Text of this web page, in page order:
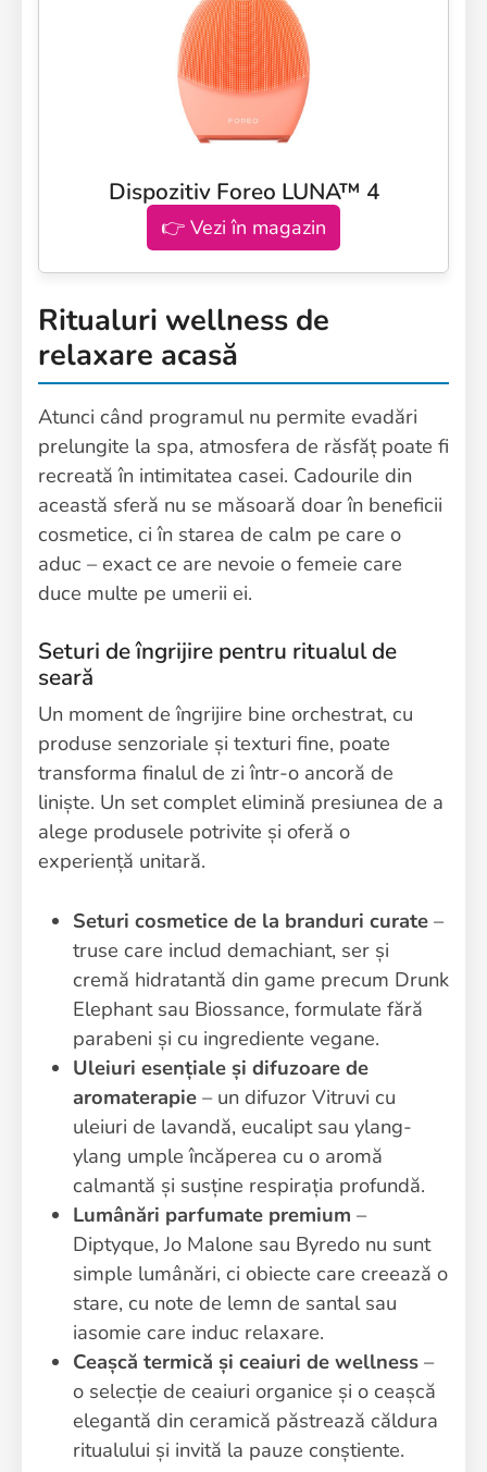
Dispozitiv Foreo LUNA™ 4
👉 Vezi în magazin
Ritualuri wellness de
relaxare acasă
Atunci când programul nu permite evadări
prelungite la spa, atmosfera de răsfăț poate fi
recreată în intimitatea casei. Cadourile din
această sferă nu se măsoară doar în beneficii
cosmetice, ci în starea de calm pe care o
aduc – exact ce are nevoie o femeie care
duce multe pe umerii ei.
Seturi de îngrijire pentru ritualul de
seară
Un moment de îngrijire bine orchestrat, cu
produse senzoriale și texturi fine, poate
transforma finalul de zi într-o ancoră de
liniște. Un set complet elimină presiunea de a
alege produsele potrivite și oferă o
experiență unitară.
Seturi cosmetice de la branduri curate –
truse care includ demachiant, ser și
cremă hidratantă din game precum Drunk
Elephant sau Biossance, formulate fără
parabeni și cu ingrediente vegane.
Uleiuri esențiale și difuzoare de
aromaterapie – un difuzor Vitruvi cu
uleiuri de lavandă, eucalipt sau ylang-
ylang umple încăperea cu o aromă
calmantă și susține respirația profundă.
Lumânări parfumate premium –
Diptyque, Jo Malone sau Byredo nu sunt
simple lumânări, ci obiecte care creează o
stare, cu note de lemn de santal sau
iasomie care induc relaxare.
Ceașcă termică și ceaiuri de wellness –
o selecție de ceaiuri organice și o ceașcă
elegantă din ceramică păstrează căldura
ritualului și invită la pauze conștiente.